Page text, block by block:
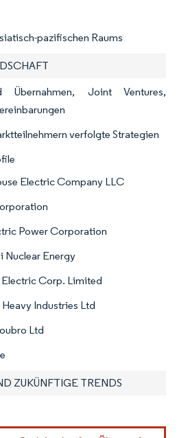
pazifischen Raums
Joint Ventures,
verfolgte Strategien
Electric Company LLC
Power Corporation
Nuclear Energy
Corp. Limited
Industries Ltd
Ltd
ZUKÜNFTIGE TRENDS